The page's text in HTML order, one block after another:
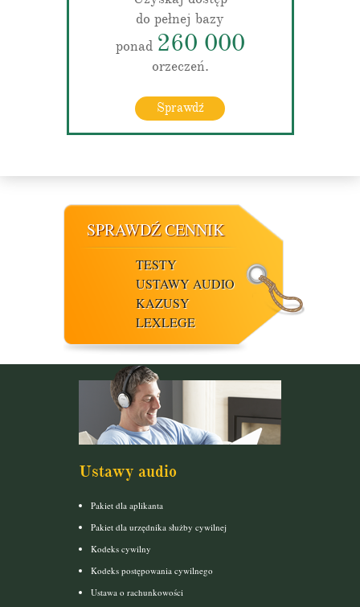
do pełnej bazy
ponad 260 000
orzeczeń.
Sprawdź
SPRAWDŹ CENNIK
TESTY
USTAWY AUDIO
KAZUSY
LEXLEGE
Ustawy audio
Pakiet dla aplikanta
Pakiet dla urzędnika służby cywilnej
Kodeks cywilny
Kodeks postępowania cywilnego
Ustawa o rachunkowości